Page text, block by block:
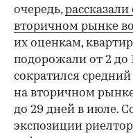
очередь,
вторичном рынке
их оценкам,
подорожали от 2 до
сократился
на вторичном
до 29 дней в июле.
экспозиции